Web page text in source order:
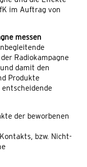
im Auftrag von
messen
Radiokampagne
damit den
Produkte
der beworbenen
bzw. Nicht-